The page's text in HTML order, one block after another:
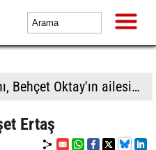
Adalet Bakanı, Behçet Oktay'ın ailesiyle görüşecek
Ertaş